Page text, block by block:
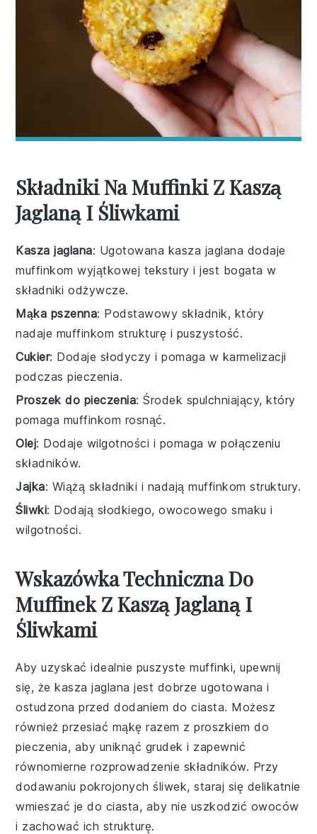
Składniki Na Muffinki Z Kaszą
Jaglaną I Śliwkami
Kasza jaglana: Ugotowana kasza jaglana dodaje
muffinkom wyjątkowej tekstury i jest bogata w
składniki odżywcze.
Mąka pszenna: Podstawowy składnik, który
nadaje muffinkom strukturę i puszystość.
Cukier: Dodaje słodyczy i pomaga w karmelizacji
podczas pieczenia.
Proszek do pieczenia: Środek spulchniający, który
pomaga muffinkom rosnąć.
Olej: Dodaje wilgotności i pomaga w połączeniu
składników.
Jajka: Wiążą składniki i nadają muffinkom struktury.
Śliwki: Dodają słodkiego, owocowego smaku i
wilgotności.
Wskazówka Techniczna Do
Muffinek Z Kaszą Jaglaną I
Śliwkami
Aby uzyskać idealnie puszyste muffinki, upewnij
się, żekasza jaglana jest dobrze ugotowana i
ostudzona przed dodaniem do ciasta. Możesz
również przesiać mąkę razem zproszkiem do
pieczenia, aby uniknąć grudek i zapewnić
równomierne rozprowadzenie składników. Przy
dodawaniupokrojonych śliwek, staraj się delikatnie
wmieszać je do ciasta, aby nie uszkodzić owoców
i zachować ich strukturę.